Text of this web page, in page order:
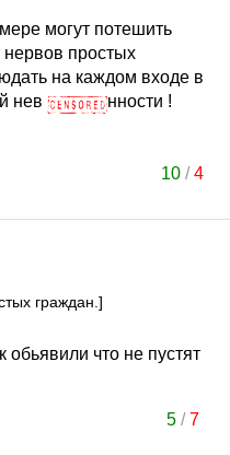
могут потешить
нервов простых
на каждом входе в
нев
нности !
10 /4
граждан.]
обьявили что не пустят
5/7